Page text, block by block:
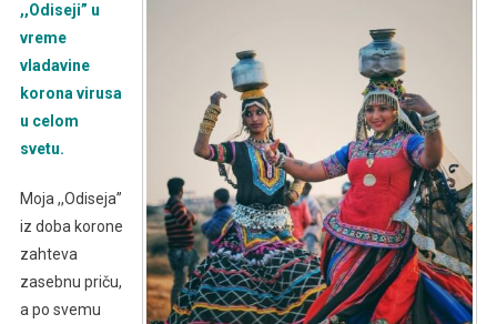
,,Odiseji” u
vreme
vladavine
korona virusa
u celom
svetu.
Moja ,,Odiseja’’
iz doba korone
zahteva
zasebnu priču,
a po svemu